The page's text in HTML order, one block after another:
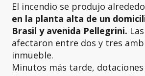
El incendio se produjo
en la planta alta de un
Brasil y avenida Pellegrini. Las
afectaron entre dos y tres
inmueble.
Minutos más tarde,